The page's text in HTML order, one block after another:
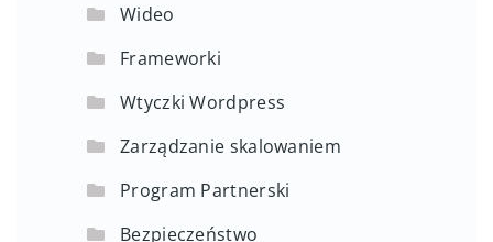
Wideo
Frameworki
Wtyczki Wordpress
Zarządzanie skalowaniem
Program Partnerski
Bezpieczeństwo